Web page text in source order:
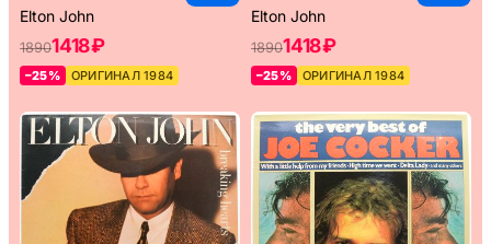
Elton John
18901418 ₽
–25% ОРИГИНАЛ 1984
Elton John
18901418 ₽
–25% ОРИГИНАЛ 1984